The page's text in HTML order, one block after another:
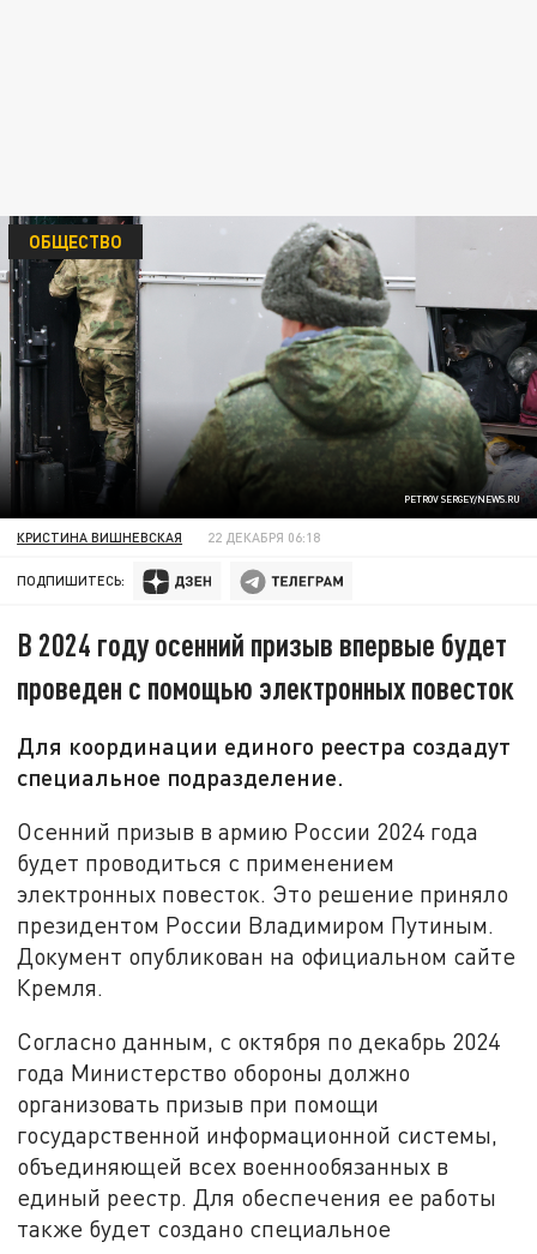
PETROV SERGEY/NEWS.RU
ОБЩЕСТВО
КРИСТИНА ВИШНЕВСКАЯ 22 ДЕКАБРЯ 06:18
ПОДПИШИТЕСЬ:
В 2024 году осенний призыв впервые будет
проведен с помощью электронных повесток
Для координации единого реестра создадут
специальное подразделение.
Осенний призыв в армию России 2024 года
будет проводиться с применением
электронных повесток. Это решение приняло
президентом России Владимиром Путиным.
Документ опубликован на официальном сайте
Кремля.
Согласно данным, с октября по декабрь 2024
года Министерство обороны должно
организовать призыв при помощи
государственной информационной системы,
объединяющей всех военнообязанных в
единый реестр. Для обеспечения ее работы
также будет создано специальное